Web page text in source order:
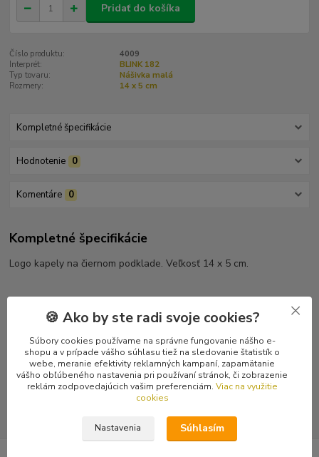
Pridať do košíka
Číslo produktu:
4009
Interprét:
BLINK 182
Typ tovaru:
Nášivka malá
Rozmery:
14 x 5 cm
Kompletné špecifikácie
Hodnotenie 0
Komentáre 0
Kompletné špecifikácie
Logo kapely na čiernom podklade. Veľkosť 14 x 5 cm.
Tovar zaradený v kategóriách
Nášivky
Potláčané nášivky
🍪 Ako by ste radi svoje cookies?
Súbory cookies používame na správne fungovanie nášho e-
shopu a v prípade vášho súhlasu tiež na sledovanie štatistík o
webe, meranie efektivity reklamných kampaní, zapamätanie
vášho obľúbeného nastavenia pri používaní stránok, či zobrazenie
reklám zodpovedajúcich vašim preferenciám. Viac na využitie
cookies
Nastavenia Súhlasím